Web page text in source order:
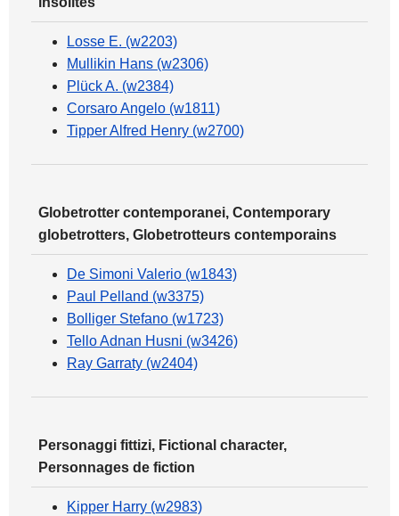
Losse E. (w2203)
Mullikin Hans (w2306)
Plück A. (w2384)
Corsaro Angelo (w1811)
Tipper Alfred Henry (w2700)
Globetrotter contemporanei, Contemporary
globetrotters, Globetrotteurs contemporains
De Simoni Valerio (w1843)
Paul Pelland (w3375)
Bolliger Stefano (w1723)
Tello Adnan Husni (w3426)
Ray Garraty (w2404)
Personaggi fittizi, Fictional character,
Personnages de fiction
Kipper Harry (w2983)